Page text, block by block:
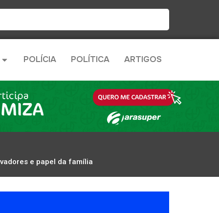
POLÍCIA POLÍTICA ARTIGOS
e papel da família